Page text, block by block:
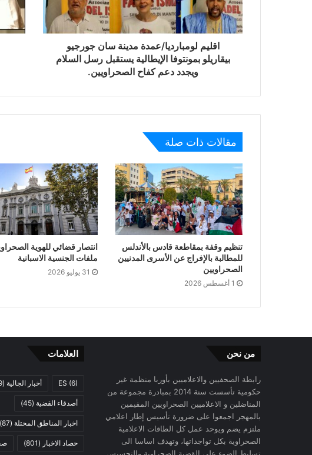
اقليم لومبارديا/عمدة مدينة سان جورجيو
بيقاريلو بمونتوفا الإيطالية يستقبل رسل السلام
ويجدد دعم كفاح الصحراويين.
مقالات ذات صلة
تنظيم وقفة بمقاطعة قادس بالأندلس
للمطالبة بالإفراج عن الأسرى المدنيين
الصحراويين
1 أغسطس 2026
انتصار قضائي للهوية
ملفات الجنسية الاسبانية
31 يوليو 2026
من نحن
رابطة الصحفيين والاعلاميين بأوربا منظمة غير
حكومية تأسست سنة 2014 بمبادرة مجموعة من
المناضلين و الاعلاميين الصحراويين المقيمين
بالمهجر اجمعوا على ضرورة تأسيس إطار اعلامي
ملتزم يضم ويوحد عمل كل الطاقات الاعلامية
الصحراوية بكل تواجداتها، وتهدف اساسا الى
العلامات
ES (6) أخبار الجالية (269)
أصدقاء القضية (45)
اخبار المناطق المحتلة (87)
حصاد الاخبار (801)